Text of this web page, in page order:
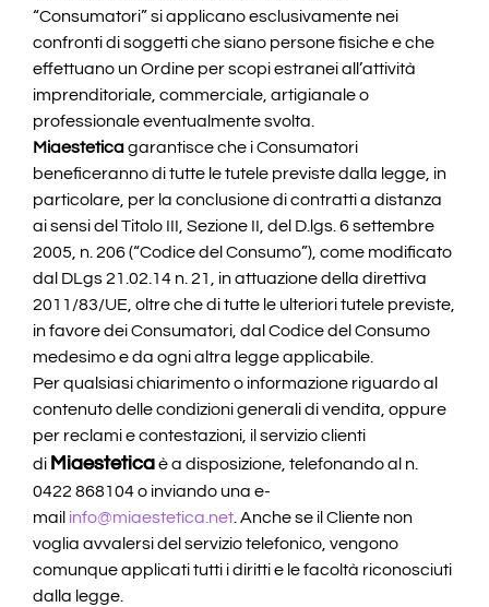
“Consumatori” si applicano esclusivamente nei
confronti di soggetti che siano persone fisiche e che
effettuano un Ordine per scopi estranei all’attività
imprenditoriale, commerciale, artigianale o
professionale eventualmente svolta.
Miaesteticagarantisce che i Consumatori
beneficeranno di tutte le tutele previste dalla legge, in
particolare, per la conclusione di contratti a distanza
ai sensi del Titolo III, Sezione II, del D.lgs. 6 settembre
2005, n. 206 (“Codice del Consumo”), come modificato
dal DLgs 21.02.14 n. 21, in attuazione della direttiva
2011/83/UE, oltre che di tutte le ulteriori tutele previste,
in favore dei Consumatori, dal Codice del Consumo
medesimo e da ogni altra legge applicabile.
Per qualsiasi chiarimento o informazione riguardo al
contenuto delle condizioni generali di vendita, oppure
per reclami e contestazioni, il servizio clienti
di Miaesteticaè a disposizione, telefonando al n.
0422 868104 o inviando una e-
mail info@miaestetica.net . Anche se il Cliente non
voglia avvalersi del servizio telefonico, vengono
comunque applicati tutti i diritti e le facoltà riconosciuti
dalla legge.